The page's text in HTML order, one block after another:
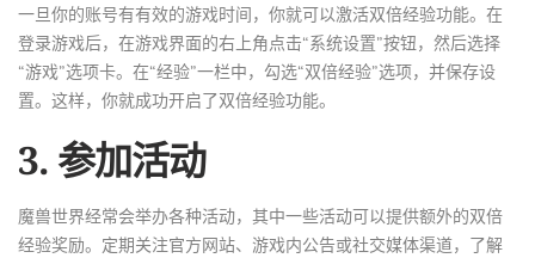
一旦你的账号有有效的游戏时间，你就可以激活双倍经验功能。在
登录游戏后，在游戏界面的右上角点击“系统设置”按钮，然后选择
“游戏”选项卡。在“经验”一栏中，勾选“双倍经验”选项，并保存设
置。这样，你就成功开启了双倍经验功能。
3. 参加活动
魔兽世界经常会举办各种活动，其中一些活动可以提供额外的双倍
经验奖励。定期关注官方网站、游戏内公告或社交媒体渠道，了解